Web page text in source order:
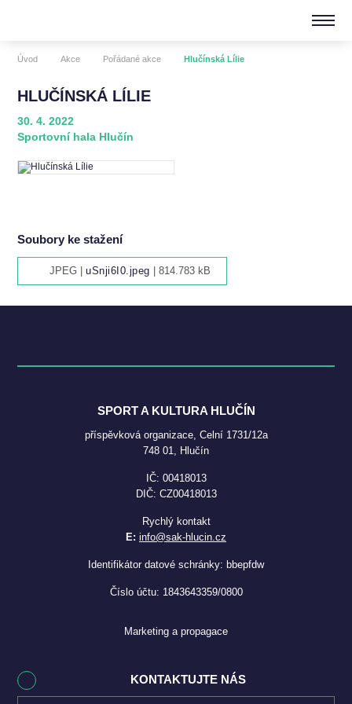
Úvod Akce Pořádané akce Hlučínská Lílie
HLUČÍNSKÁ LÍLIE
30. 4. 2022
Sportovní hala Hlučín
Soubory ke stažení
JPEG |uSnji6I0.jpeg | 814.783 kB
SPORT A KULTURA HLUČÍN
příspěvková organizace, Celní 1731/12a
748 01, Hlučín
IČ: 00418013
DIČ: CZ00418013
Rychlý kontakt
E: info@sak-hlucin.cz
Identifikátor datové schránky: bbepfdw
Číslo účtu: 1843643359/0800
Marketing a propagace
KONTAKTUJTE NÁS